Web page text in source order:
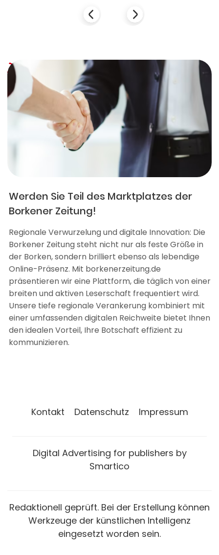
Werden Sie Teil des Marktplatzes der
Borkener Zeitung!
Regionale Verwurzelung und digitale Innovation: Die
Borkener Zeitung steht nicht nur als feste Größe in
der Borken, sondern brilliert ebenso als lebendige
Online-Präsenz. Mit borkenerzeitung.de
präsentieren wir eine Plattform, die täglich von einer
breiten und aktiven Leserschaft frequentiert wird.
Unsere tiefe regionale Verankerung kombiniert mit
einer umfassenden digitalen Reichweite bietet Ihnen
den idealen Vorteil, Ihre Botschaft effizient zu
kommunizieren.
Kontakt Datenschutz Impressum
Digital Advertising for publishers by
Smartico
Redaktionell geprüft. Bei der Erstellung können
Werkzeuge der künstlichen Intelligenz
eingesetzt worden sein.